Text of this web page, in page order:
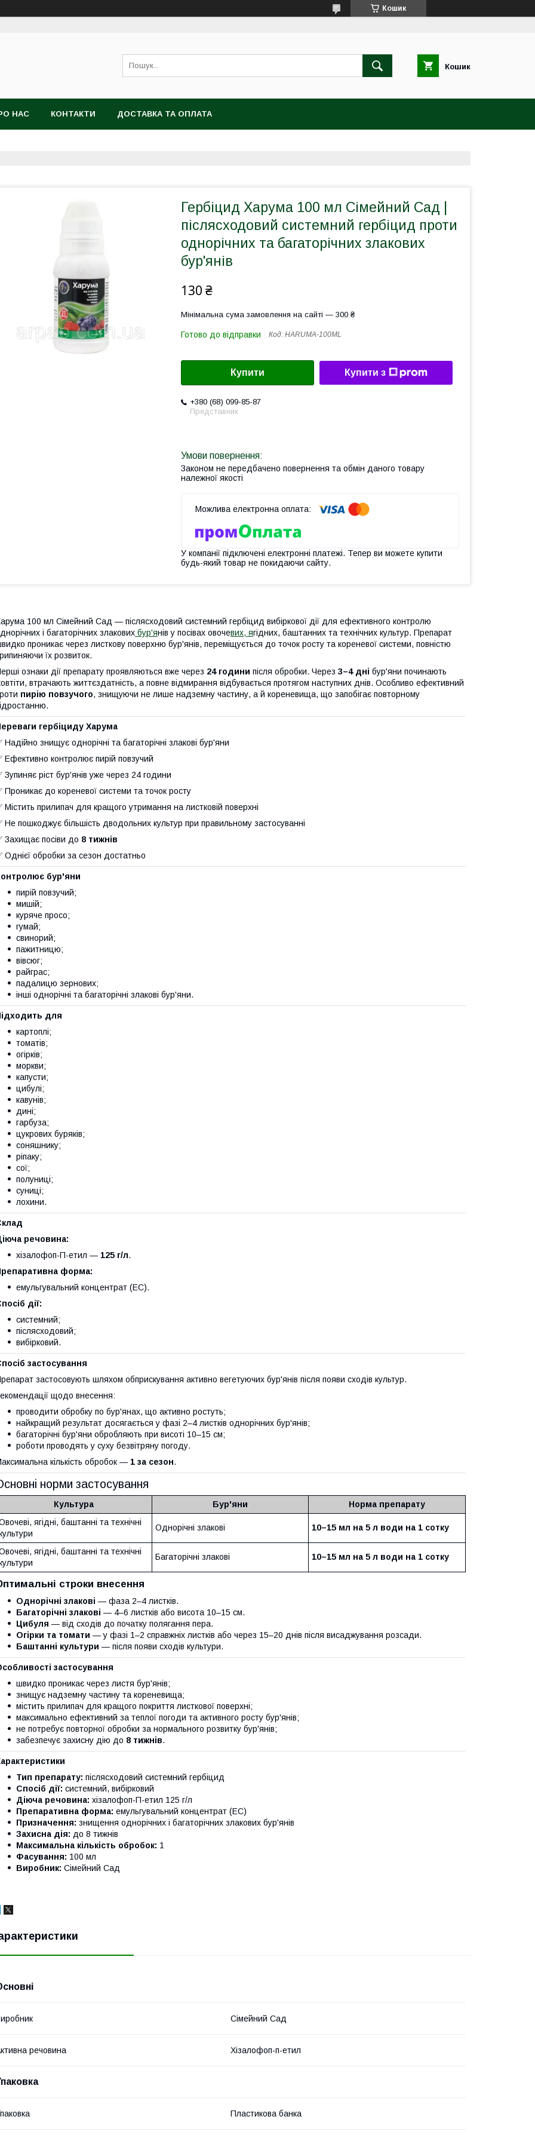
Кошик
Кошик
НАС КОНТАКТИ ДОСТАВКА ТА ОПЛАТА
Гербіцид Харума 100 мл Сімейний Сад |
післясходовий системний гербіцид проти
однорічних та багаторічних злакових
бур'янів
130 ₴
Мінімальна сума замовлення на сайті — 300 ₴
Готово до відправки Код: HARUMA-100ML
Купити Купити з
+380 (68) 099-85-87
Представник
Законом не передбачено повернення та обмін даного товару
належної якості
У компанії підключені електронні платежі. Тепер ви можете купити
будь-який товар не покидаючи сайту.
100 мл Сімейний Сад — післясходовий системний гербіцид вибіркової дії для ефективного контролю
і багаторічних злакових бур'янів у посівах овочевих, ягідних, баштанних та технічних культур. Препарат
проникає через листкову поверхню бур'янів, переміщується до точок росту та кореневої системи, повністю
їх розвиток.
ознаки дії препарату проявляються вже через 24 години після обробки. Через 3–4 дні бур'яни починають
втрачають життєздатність, а повне відмирання відбувається протягом наступних днів. Особливо ефективний
пирію повзучого, знищуючи не лише надземну частину, а й кореневища, що запобігає повторному
гербіциду Харума
Надійно знищує однорічні та багаторічні злакові бур'яни
Ефективно контролює пирій повзучий
Зупиняє ріст бур'янів уже через 24 години
Проникає до кореневої системи та точок росту
Містить прилипач для кращого утримання на листковій поверхні
Не пошкоджує більшість дводольних культур при правильному застосуванні
Захищає посіви до 8 тижнів
Однієї обробки за сезон достатньо
бур'яни
пирій повзучий;
мишій;
куряче просо;
гумай;
свинорий;
пажитницю;
вівсюг;
райграс;
падалицю зернових;
інші однорічні та багаторічні злакові бур'яни.
для
картоплі;
томатів;
огірків;
моркви;
капусти;
цибулі;
кавунів;
дині;
гарбуза;
цукрових буряків;
соняшнику;
ріпаку;
сої;
полуниці;
суниці;
лохини.
речовина:
хізалофоп-П-етил — 125 г/л.
форма:
емульгувальний концентрат (EC).
дії:
системний;
післясходовий;
вибірковий.
застосування
застосовують шляхом обприскування активно вегетуючих бур'янів після появи сходів культур.
щодо внесення:
проводити обробку по бур'янах, що активно ростуть;
найкращий результат досягається у фазі 2–4 листків однорічних бур'янів;
багаторічні бур'яни обробляють при висоті 10–15 см;
роботи проводять у суху безвітряну погоду.
кількість обробок — 1 за сезон.
норми застосування
Культура Бур'яни
Норма препарату
ягідні, баштанні та технічні
Однорічні злакові 10–15 мл на 5 л води на 1 сотку
ягідні, баштанні та технічні
Багаторічні злакові 10–15 мл на 5 л води на 1 сотку
строки внесення
Однорічні злакові — фаза 2–4 листків.
Багаторічні злакові — 4–6 листків або висота 10–15 см.
Цибуля — від сходів до початку полягання пера.
Огірки та томати — у фазі 1–2 справжніх листків або через 15–20 днів після висаджування розсади.
Баштанні культури — після появи сходів культури.
застосування
швидко проникає через листя бур'янів;
знищує надземну частину та кореневища;
містить прилипач для кращого покриття листкової поверхні;
максимально ефективний за теплої погоди та активного росту бур'янів;
не потребує повторної обробки за нормального розвитку бур'янів;
забезпечує захисну дію до 8 тижнів.
Тип препарату: післясходовий системний гербіцид
Спосіб дії: системний, вибірковий
Діюча речовина: хізалофоп-П-етил 125 г/л
Препаративна форма: емульгувальний концентрат (EC)
Призначення: знищення однорічних і багаторічних злакових бур'янів
Захисна дія: до 8 тижнів
Максимальна кількість обробок: 1
Фасування: 100 мл
Виробник: Сімейний Сад
Сімейний Сад
речовина Хізалофоп-п-етил
Пластикова банка